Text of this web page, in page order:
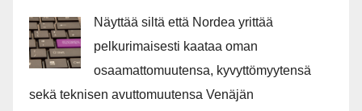
Näyttää siltä että Nordea yrittää
pelkurimaisesti kaataa oman
osaamattomuutensa, kyvyttömyytensä
sekä teknisen avuttomuutensa Venäjän